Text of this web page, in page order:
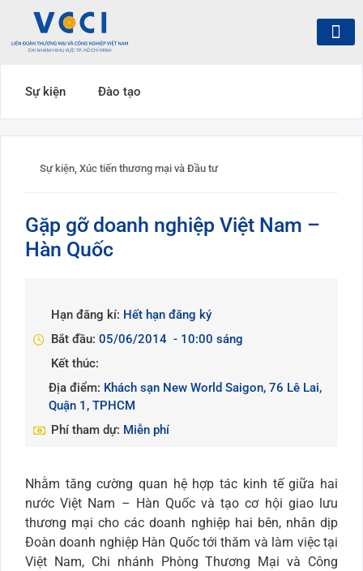
Sự kiện Đào tạo
Sự kiện, Xúc tiến thương mại và Đầu tư
Gặp gỡ doanh nghiệp Việt Nam –
Hàn Quốc
Hạn đăng kí: Hết hạn đăng ký
Bắt đầu: 05/06/2014 - 10:00 sáng
Kết thúc:
Địa điểm: Khách sạn New World Saigon, 76 Lê Lai,
Quận 1, TPHCM
Phí tham dự: Miễn phí
Nhằm tăng cường quan hệ hợp tác kinh tế giữa hai
nước Việt Nam – Hàn Quốc và tạo cơ hội giao lưu
thương mại cho các doanh nghiệp hai bên, nhân dịp
Đoàn doanh nghiệp Hàn Quốc tới thăm và làm việc tại
Việt Nam, Chi nhánh Phòng Thương Mại và Công